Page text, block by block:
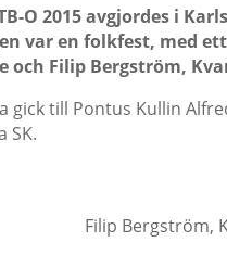
O 2015 avgjordes i
var en folkfest, med
och Filip Bergström,
gick till Pontus Kullin
SK.
Filip Bergström,